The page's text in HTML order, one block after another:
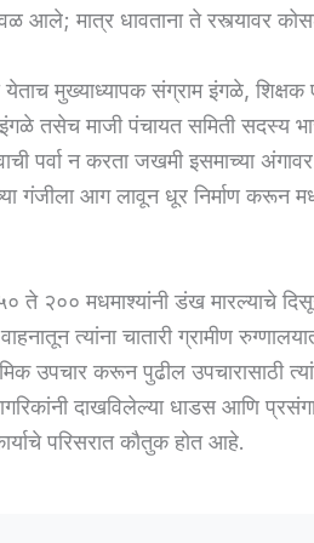
आले; मात्र धावताना ते रस्त्यावर
येताच मुख्याध्यापक संग्राम इंगळे,
इंगळे तसेच माजी पंचायत समिती सदस्य
पर्वा न करता जखमी इसमाच्या
गंजीला आग लावून धूर निर्माण करून
ते २०० मधमाश्यांनी डंख मारल्याचे
त्यांना चातारी ग्रामीण
उपचार करून पुढील उपचारासाठी
दाखविलेल्या धाडस आणि
परिसरात कौतुक होत आहे.